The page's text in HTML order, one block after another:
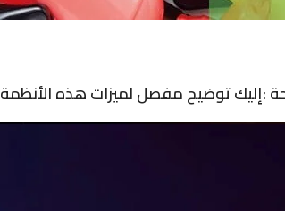
:إليك توضيح مفصل لميزات هذه الأنظمة